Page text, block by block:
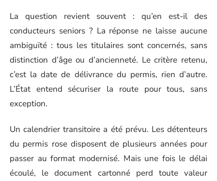
La question revient souvent : qu’en est-il des
conducteurs seniors ? La réponse ne laisse aucune
ambiguïté : tous les titulaires sont concernés, sans
distinction d’âge ou d’ancienneté. Le critère retenu,
c’est la date de délivrance du permis, rien d’autre.
L’État entend sécuriser la route pour tous, sans
exception.
Un calendrier transitoire a été prévu. Les détenteurs
du permis rose disposent de plusieurs années pour
passer au format modernisé. Mais une fois le délai
écoulé, le document cartonné perd toute valeur